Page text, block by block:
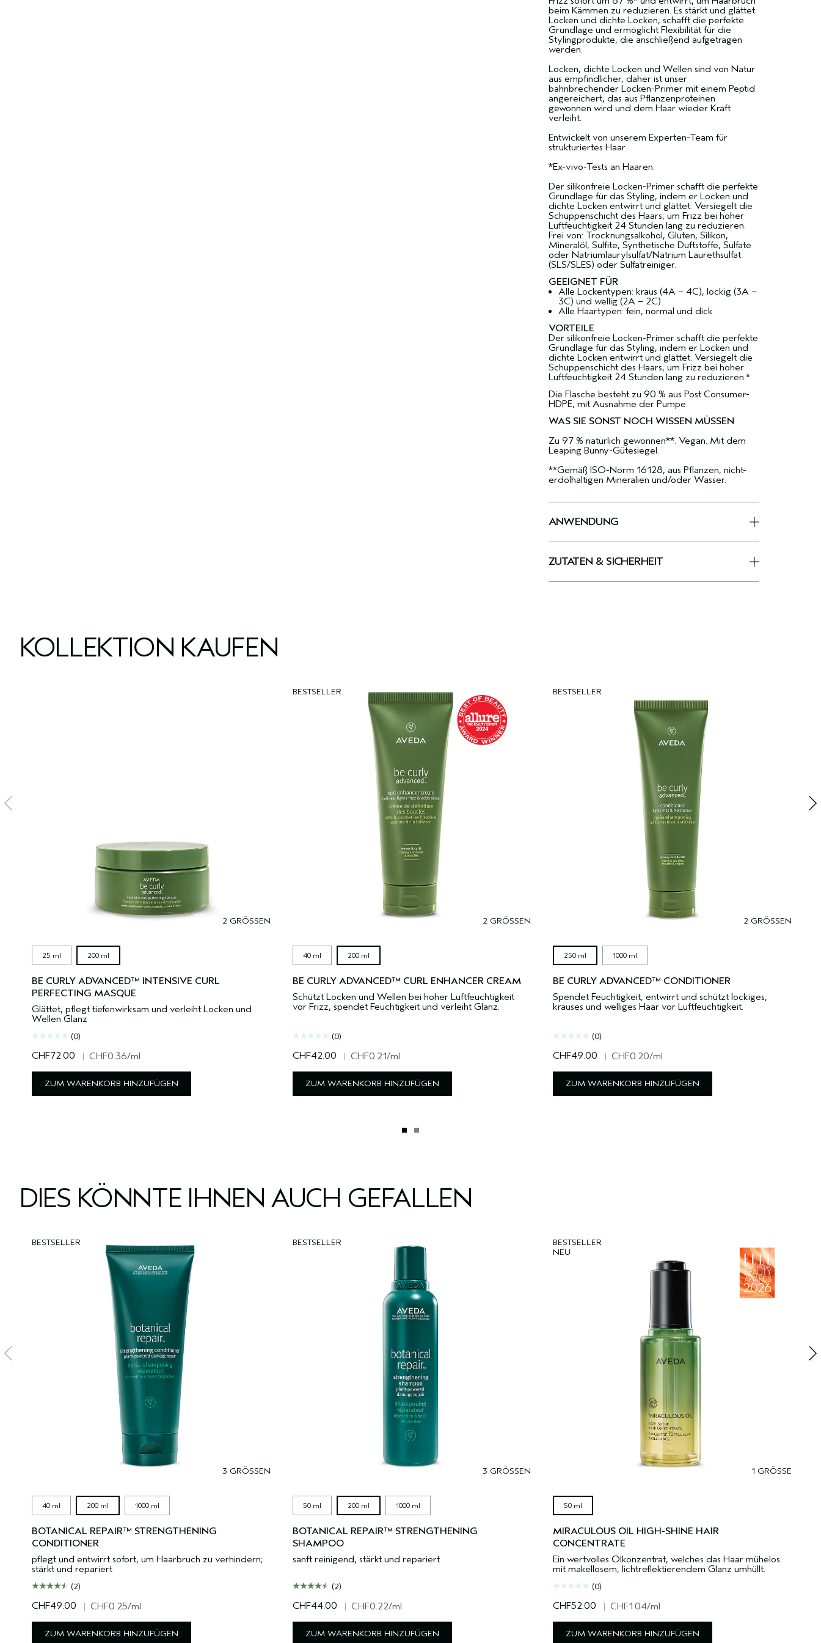
beim Kämmen zu reduzieren. Es stärkt und glättet
Locken und dichte Locken, schafft die perfekte
Grundlage und ermöglicht Flexibilität für die
Stylingprodukte, die anschließend aufgetragen
werden.
Locken, dichte Locken und Wellen sind von Natur
aus empfindlicher, daher ist unser
bahnbrechender Locken-Primer mit einem Peptid
angereichert, das aus Pflanzenproteinen
gewonnen wird und dem Haar wieder Kraft
verleiht.
Entwickelt von unserem Experten-Team für
strukturiertes Haar.
*Ex-vivo-Tests an Haaren.
Der silikonfreie Locken-Primer schafft die perfekte
Grundlage für das Styling, indem er Locken und
dichte Locken entwirrt und glättet. Versiegelt die
Schuppenschicht des Haars, um Frizz bei hoher
Luftfeuchtigkeit 24 Stunden lang zu reduzieren.
Frei von: Trocknungsalkohol, Gluten, Silikon,
Mineralöl, Sulfite, Synthetische Duftstoffe, Sulfate
oder Natriumlaurylsulfat/Natrium Laurethsulfat
(SLS/SLES) oder Sulfatreiniger.
GEEIGNET FÜR
Alle Lockentypen: kraus (4A – 4C), lockig (3A –
3C) und wellig (2A – 2C)
Alle Haartypen: fein, normal und dick
VORTEILE
Der silikonfreie Locken-Primer schafft die perfekte
Grundlage für das Styling, indem er Locken und
dichte Locken entwirrt und glättet. Versiegelt die
Schuppenschicht des Haars, um Frizz bei hoher
Luftfeuchtigkeit 24 Stunden lang zu reduzieren.*
Die Flasche besteht zu 90 % aus Post Consumer-
HDPE, mit Ausnahme der Pumpe.
WAS SIE SONST NOCH WISSEN MÜSSEN
Zu 97 % natürlich gewonnen**. Vegan. Mit dem
Leaping Bunny-Gütesiegel.
**Gemäß ISO-Norm 16128, aus Pflanzen, nicht-
erdölhaltigen Mineralien und/oder Wasser.
ANWENDUNG
ZUTATEN & SICHERHEIT
KOLLEKTION KAUFEN
2 GRÖSSEN
25 ml 200 ml
BE CURLY ADVANCED™ INTENSIVE CURL
PERFECTING MASQUE
Glättet, pflegt tiefenwirksam und verleiht Locken und
Wellen Glanz
(0)
CHF72.00 | CHF0.36/ml
ZUM WARENKORB HINZUFÜGEN
BESTSELLER
2 GRÖSSEN
40 ml 200 ml
BE CURLY ADVANCED™ CURL ENHANCER CREAM
Schützt Locken und Wellen bei hoher Luftfeuchtigkeit
vor Frizz, spendet Feuchtigkeit und verleiht Glanz.
(0)
CHF42.00 | CHF0.21/ml
ZUM WARENKORB HINZUFÜGEN
BESTSELLER
2 GRÖSSEN
250 ml 1000 ml
BE CURLY ADVANCED™ CONDITIONER
Spendet Feuchtigkeit, entwirrt und schützt lockiges,
krauses und welliges Haar vor Luftfeuchtigkeit.
(0)
CHF49.00 | CHF0.20/ml
ZUM WARENKORB HINZUFÜGEN
DIES KÖNNTE IHNEN AUCH GEFALLEN
BESTSELLER
3 GRÖSSEN
40 ml 200 ml 1000 ml
BOTANICAL REPAIR™ STRENGTHENING
CONDITIONER
pflegt und entwirrt sofort, um Haarbruch zu verhindern;
stärkt und repariert
(2)
CHF49.00 | CHF0.25/ml
ZUM WARENKORB HINZUFÜGEN
BESTSELLER
3 GRÖSSEN
50 ml 200 ml 1000 ml
BOTANICAL REPAIR™ STRENGTHENING
SHAMPOO
sanft reinigend, stärkt und repariert
(2)
CHF44.00 | CHF0.22/ml
ZUM WARENKORB HINZUFÜGEN
BESTSELLER
NEU
1 GRÖSSE
50 ml
MIRACULOUS OIL HIGH-SHINE HAIR
CONCENTRATE
Ein wertvolles Ölkonzentrat, welches das Haar mühelos
mit makellosem, lichtreflektierendem Glanz umhüllt.
(0)
CHF52.00 | CHF1.04/ml
ZUM WARENKORB HINZUFÜGEN